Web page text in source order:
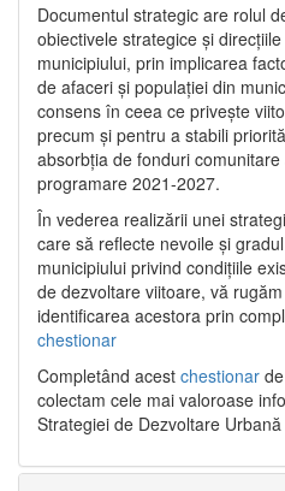
Documentul strategic are rolul
obiectivele strategice și
municipiului, prin implicarea
de afaceri și populației din
consens în ceea ce privește
precum și pentru a stabili
absorbția de fonduri
programare 2021-2027.
În vederea realizării unei
care să reflecte nevoile și
municipiului privind condițiile
de dezvoltare viitoare, vă
identificarea acestora prin
chestionar
Completând acest chestionar
colectam cele mai valoroase
Strategiei de Dezvoltare